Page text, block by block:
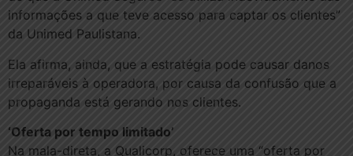
informações a que teve acesso para captar os clientes”
da Unimed Paulistana.
Ela afirma, ainda, que a estratégia pode causar danos
irreparáveis à operadora, por causa da confusão que a
propaganda está gerando nos clientes.
‘Oferta por tempo limitado’
Na mala-direta, a Qualicorp, oferece uma “oferta por